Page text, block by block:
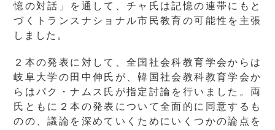
憶の対話」を通して、チャ氏は記憶の連帯にもと
づくトランスナショナル市民教育の可能性を主張
しました。
２本の発表に対して、全国社会科教育学会からは
岐阜大学の田中伸氏が、韓国社会教科教育学会か
らはパク・ナムス氏が指定討論を行いました。両
氏ともに２本の発表について全面的に同意するも
のの、議論を深めていくためにいくつかの論点を